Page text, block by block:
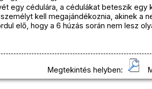
egy cédulára, a cédulákat beteszik egy
kell megajándékoznia, akinek a
elő, hogy a 6 húzás során nem lesz
Megtekintés helyben: